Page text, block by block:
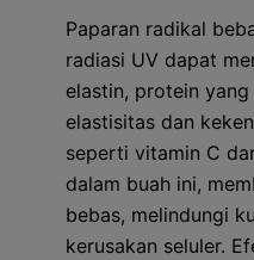
Paparan radikal
radiasi UV dapat
elastin, protein
elastisitas dan
seperti vitamin C
dalam buah ini,
bebas, melindungi
kerusakan seluler.